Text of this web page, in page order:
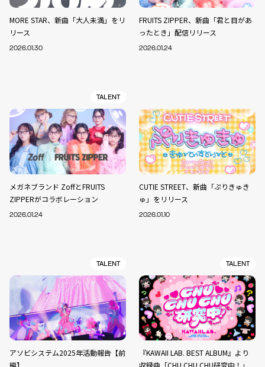
MORE STAR、新曲「大人未満」をリ
リース
2026.01.30
FRUITS ZIPPER、新曲「君と目があ
ったとき」配信リリース
2026.01.24
TALENT
メガネブランド ZoffとFRUITS
ZIPPERがコラボレーション
2026.01.24
CUTIE STREET、新曲「ぷりきゅき
ゅ」をリリース
2026.01.10
TALENT
アソビシステム2025年活動報告【前
TALENT
『KAWAII LAB. BEST ALBUM』より